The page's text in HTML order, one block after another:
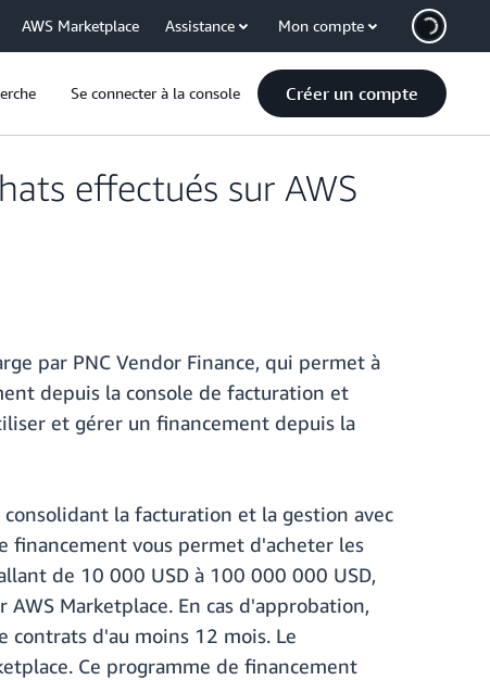
AWS Marketplace Assistance Mon compte
Se connecter à la console Créer un compte
effectués sur AWS
par PNC Vendor Finance, qui permet à
depuis la console de facturation et
et gérer un financement depuis la
la facturation et la gestion avec
financement vous permet d'acheter les
de 10 000 USD à 100 000 000 USD,
Marketplace. En cas d'approbation,
contrats d'au moins 12 mois. Le
Ce programme de financement